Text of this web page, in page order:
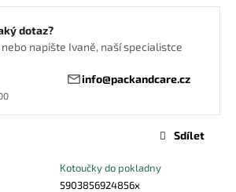
dotaz?
napište Ivaně, naší specialistce
info@packandcare.cz
Kotoučky do pokladny
5903856924856x
Sdílet